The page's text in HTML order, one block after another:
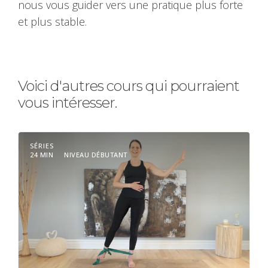
nous vous guider vers une pratique plus forte
et plus stable.
Voici d'autres cours qui pourraient
vous intéresser.
SÉRIES
24 MIN
NIVEAU DÉBUTANT